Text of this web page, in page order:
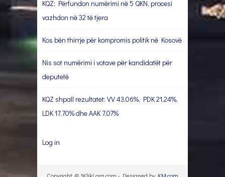
KQZ: Përfundon numërimi në 5 QKN, procesi
vazhdon në 32 të tjera
Kos bën thirrje për kompromis politik në Kosovë
Nis sot numërimi i votave për kandidatët për
deputetë
KQZ shpall rezultatet: VV 43,06%, PDK 21,24%,
LDK 17,70% dhe AAK 7,07%
Log in